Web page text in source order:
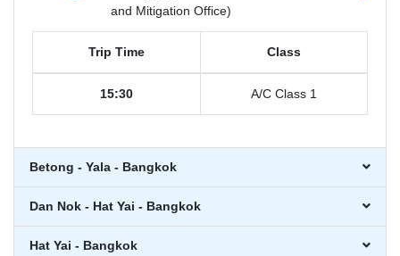
and Mitigation Office)
Trip Time Class
15:30 A/C Class 1
Betong - Yala - Bangkok
Dan Nok - Hat Yai - Bangkok
Hat Yai - Bangkok